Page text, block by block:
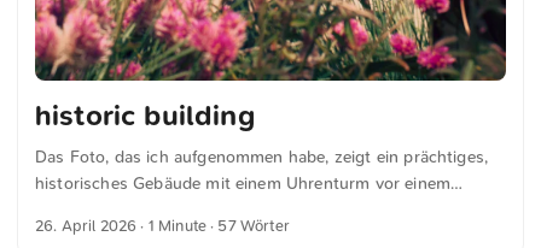
historic building
Das Foto, das ich aufgenommen habe, zeigt ein prächtiges,
historisches Gebäude mit einem Uhrenturm vor einem
Blumen und üppiges Grün zu sehen, die der städtischen
26. April 2026 · 1 Minute · 57 Wörter